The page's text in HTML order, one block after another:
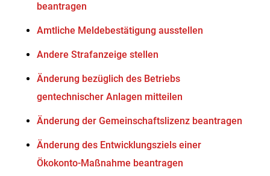
beantragen
Amtliche Meldebestätigung ausstellen
Andere Strafanzeige stellen
Änderung bezüglich des Betriebs
gentechnischer Anlagen mitteilen
Änderung der Gemeinschaftslizenz beantragen
Änderung des Entwicklungsziels einer
Ökokonto-Maßnahme beantragen